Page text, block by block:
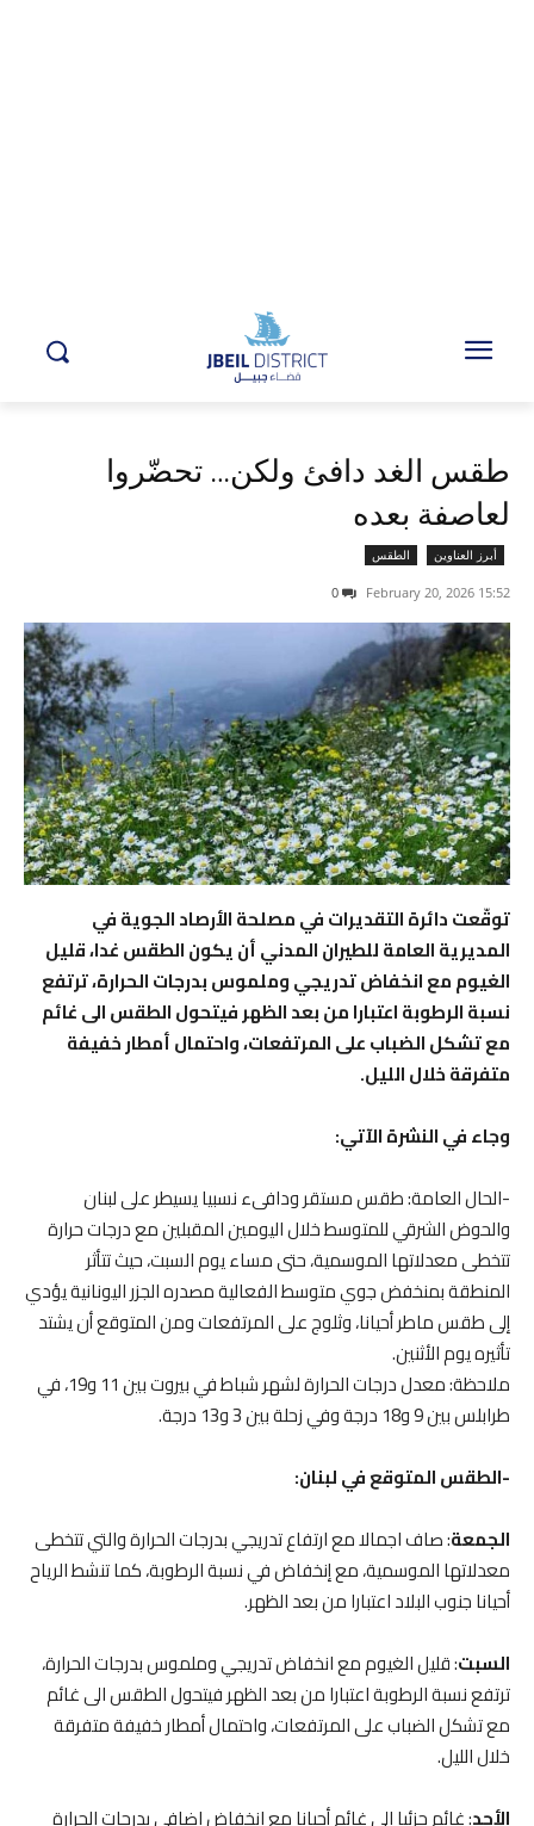
طقس الغد دافئ ولكن… تحضّروا
لعاصفة بعده
أبرز العناوين الطقس
15:52 2026 ,February 20
توقّعت دائرة التقديرات في مصلحة الأرصاد الجوية في
المديرية العامة للطيران المدني أن يكون الطقس غدا، قليل
الغيوم مع انخفاض تدريجي وملموس بدرجات الحرارة، ترتفع
نسبة الرطوبة اعتبارا من بعد الظهر فيتحول الطقس الى غائم
مع تشكل الضباب على المرتفعات، واحتمال أمطار خفيفة
متفرقة خلال الليل.
وجاء في النشرة الآتي:
-الحال العامة: طقس مستقر ودافىء نسبيا يسيطر على لبنان
والحوض الشرقي للمتوسط خلال اليومين المقبلين مع درجات حرارة
تتخطى معدلاتها الموسمية، حتى مساء يوم السبت، حيث تتأثر
المنطقة بمنخفض جوي متوسط الفعالية مصدره الجزر اليونانية يؤدي
إلى طقس ماطر أحيانا، وثلوج على المرتفعات ومن المتوقع أن يشتد
تأثيره يوم الأثنين.
ملاحظة: معدل درجات الحرارة لشهر شباط في بيروت بين 11 و19، في
طرابلس بين 9 و18 درجة وفي زحلة بين 3 و13 درجة.
-الطقس المتوقع في لبنان:
الجمعة: صاف اجمالا مع ارتفاع تدريجي بدرجات الحرارة والتي تتخطى
معدلاتها الموسمية، مع إنخفاض في نسبة الرطوبة، كما تنشط الرياح
أحيانا جنوب البلاد اعتبارا من بعد الظهر.
السبت: قليل الغيوم مع انخفاض تدريجي وملموس بدرجات الحرارة،
ترتفع نسبة الرطوبة اعتبارا من بعد الظهر فيتحول الطقس الى غائم
مع تشكل الضباب على المرتفعات، واحتمال أمطار خفيفة متفرقة
خلال الليل.
الأحد: غائم جزئيا الى غائم أحيانا مع انخفاض اضافي بدرجات الحرارة